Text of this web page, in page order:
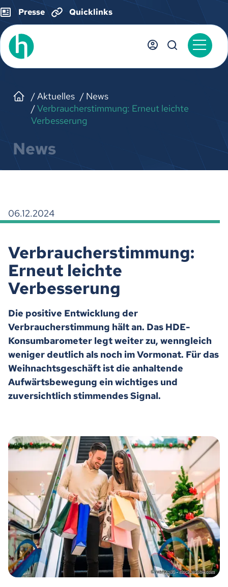
Presse Quicklinks
Aktuelles
News
Verbraucherstimmung: Erneut leichte
Verbesserung
News
06.12.2024
Verbraucherstimmung:
Erneut leichte
Verbesserung
Die positive Entwicklung der
Verbraucherstimmung hält an. Das HDE-
Konsumbarometer legt weiter zu, wenngleich
weniger deutlich als noch im Vormonat. Für das
Weihnachtsgeschäft ist die anhaltende
Aufwärtsbewegung ein wichtiges und
zuversichtlich stimmendes Signal.